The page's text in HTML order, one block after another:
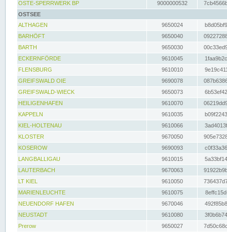
OSTE-SPERRWERK BP
9000000532
OSTSEE
ALTHAGEN
9650024
BARHÖFT
9650040
BARTH
9650030
ECKERNFÖRDE
9610045
FLENSBURG
9610010
GREIFSWALD OIE
9690078
GREIFSWALD-WIECK
9650073
HEILIGENHAFEN
9610070
KAPPELN
9610035
KIEL-HOLTENAU
9610066
KLOSTER
9670050
KOSEROW
9690093
LANGBALLIGAU
9610015
LAUTERBACH
9670063
LT KIEL
9610050
MARIENLEUCHTE
9610075
NEUENDORF HAFEN
9670046
NEUSTADT
9610080
Prerow
9650027